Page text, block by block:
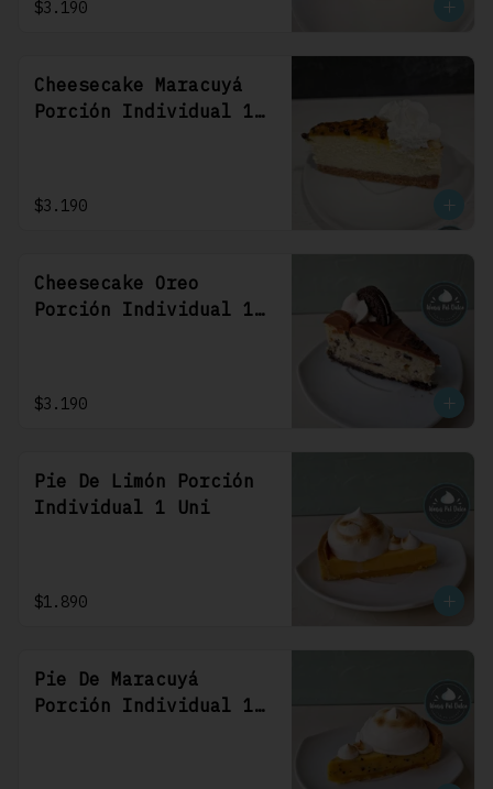
$3.190
Cheesecake Maracuyá
Porción Individual 1
$3.190
Cheesecake Oreo
Porción Individual 1
$3.190
Pie De Limón Porción
Individual 1 Uni
$1.890
Pie De Maracuyá
Porción Individual 1